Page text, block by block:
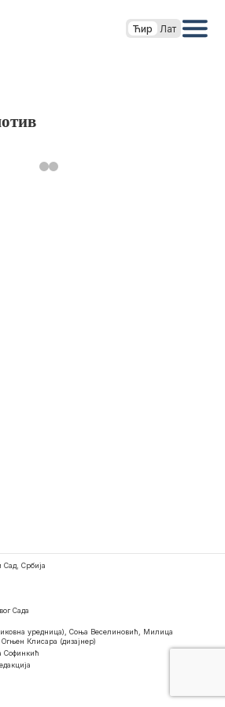
Ћир Лат
Сад, Србија
Сада
уредница), Соња Веселиновић, Милица
Клисара (дизајнер)